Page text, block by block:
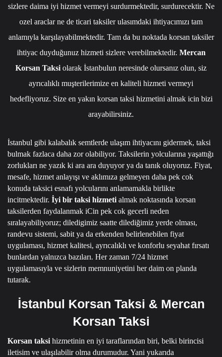
sizlere daima iyi hizmet vermeyi surdurmektedir, surdurecektir. Ne
ozel araclar ne de ticari taksiler ulasımdaki ihtiyacımızı tam
anlamıyla karşılayabilmektedir. Tam da bu noktada korsan taksiler
ihtiyac duyduğunuz hizmeti sizlere verebilmektedir. Mercan
Korsan Taksi olarak İstanbulun neresinde olursanız olun, siz
ayrıcalıklı muşterilerimize en kaliteli hizmeti vermeyi
hedefliyoruz. Size en yakın korsan taksi hizmetini almak icin bizi
arayabilirsiniz.
İstanbul gibi kalabalık semtlerde ulaşım ihtiyacını gidermek, taksi
bulmak fazlaca daha zor olabiliyor. Taksilerin yolcularına yaşattığı
zorlukları ne yazık ki ara ara duyuyor ya da tanık oluyoruz. Fiyat,
mesafe, hizmet anlayışı ve aklımıza gelmeyen daha pek cok
konuda taksici esnafı yolcularını anlamamakla birlikte
incitmektedir. İyi bir taksi hizmeti almak noktasında korsan
taksilerden faydalanmak iCin pek cok gecerli neden
sıralayabiliyoruz; diledigimiz saatte dilediğimiz yerde olması,
randevu sistemi, sabit ya da erkenden belirlenebilen fiyat
uygulaması, hizmet kalitesi, ayrıcalıklı ve konforlu seyahat fırsatı
bunlardan yalnızca bazıları. Her zaman 7/24 hizmet
uygulamasıyla ve sizlerin memnuniyetini her daim on planda
tutarak.
İstanbul Korsan Taksi & Mercan
Korsan Taksi
Korsan taksi hizmetinin en iyi taraflarından biri, belki birincisi
iletisim ve ulaşılabilir olma durumudur. Yani yukarıda